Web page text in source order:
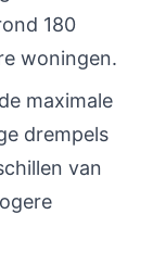
180
woningen.
maximale
drempels
van